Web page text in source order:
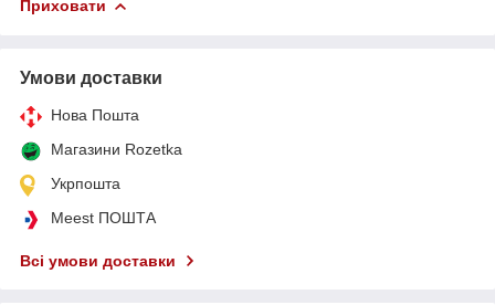
Приховати
Умови доставки
Нова Пошта
Магазини Rozetka
Укрпошта
Meest ПОШТА
Всі умови доставки